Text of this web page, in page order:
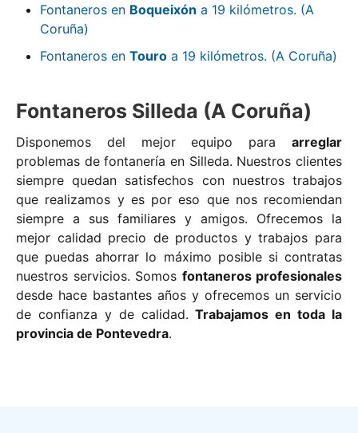
Fontaneros en Boqueixón a 19 kilómetros. (A
Coruña)
Fontaneros en Touro a 19 kilómetros. (A Coruña)
Fontaneros Silleda (A Coruña)
Disponemos del mejor equipo para arreglar
problemas de fontanería en Silleda. Nuestros clientes
siempre quedan satisfechos con nuestros trabajos
que realizamos y es por eso que nos recomiendan
siempre a sus familiares y amigos. Ofrecemos la
mejor calidad precio de productos y trabajos para
que puedas ahorrar lo máximo posible si contratas
nuestros servicios. Somos fontaneros profesionales
desde hace bastantes años y ofrecemos un servicio
de confianza y de calidad.Trabajamos en toda la
provincia de Pontevedra.